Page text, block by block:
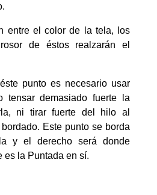
entre el color de la tela, los
de éstos realzarán el
punto es necesario usar
tensar demasiado fuerte la
ni tirar fuerte del hilo al
Este punto se borda
y el derecho será donde
es la Puntada en sí.